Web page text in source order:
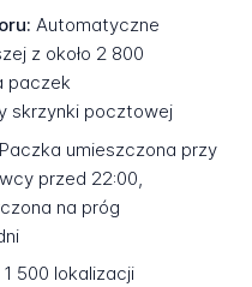
Automatyczne
z około 2 800
paczek
skrzynki pocztowej
Paczka umieszczona przy
przed 22:00,
na próg
1 500 lokalizacji